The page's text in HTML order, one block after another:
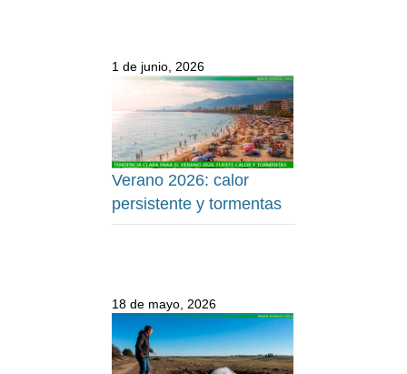
1 de junio, 2026
Verano 2026: calor
persistente y tormentas
18 de mayo, 2026